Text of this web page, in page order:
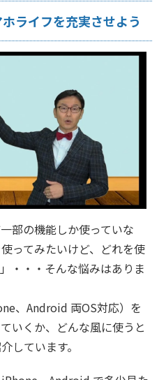
ライフを充実させよう
部の機能しか使っていな
ってみたいけど、どれを使
・・・そんな悩みはありま
、Android 両OS対応）を
いくか、どんな風に使うと
しています。